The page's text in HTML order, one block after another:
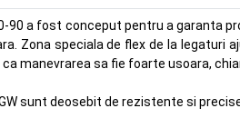
90 a fost conceput pentru a garanta
Zona speciala de flex de la legaturi
manevrarea sa fie foarte usoara,
sunt deosebit de rezistente si